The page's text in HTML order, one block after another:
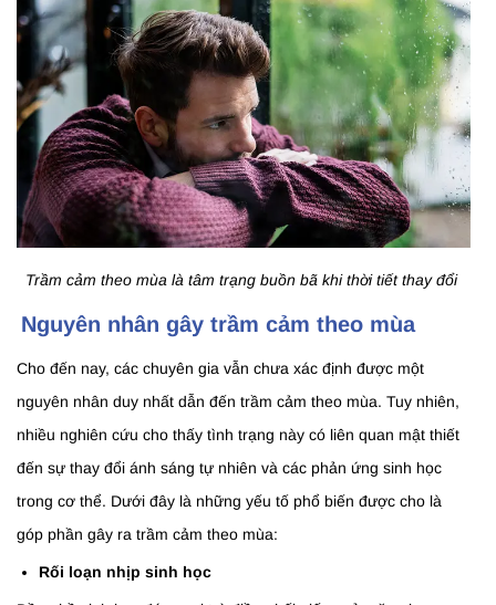
Trầm cảm theo mùa là tâm trạng buồn bã khi thời tiết thay đổi
Nguyên nhân gây trầm cảm theo mùa
Cho đến nay, các chuyên gia vẫn chưa xác định được một
nguyên nhân duy nhất dẫn đến trầm cảm theo mùa. Tuy nhiên,
nhiều nghiên cứu cho thấy tình trạng này có liên quan mật thiết
đến sự thay đổi ánh sáng tự nhiên và các phản ứng sinh học
trong cơ thể. Dưới đây là những yếu tố phổ biến được cho là
góp phần gây ra trầm cảm theo mùa:
Rối loạn nhịp sinh học